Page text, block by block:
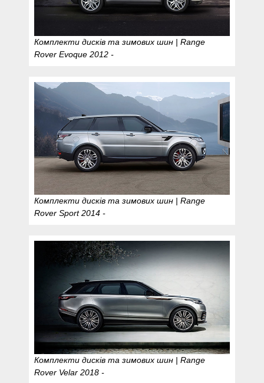
Комплекти дисків та зимових шин | Range
Rover Evoque 2012 -
Комплекти дисків та зимових шин | Range
Rover Sport 2014 -
Комплекти дисків та зимових шин | Range
Rover Velar 2018 -